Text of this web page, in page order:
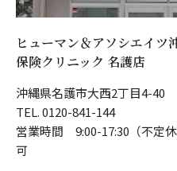
ヒューマン＆アソシエイ
保険クリニック 名護店
沖縄県名護市大西2丁目4-40
TEL. 0120-841-144
営業時間 9:00-17:30（不定
可